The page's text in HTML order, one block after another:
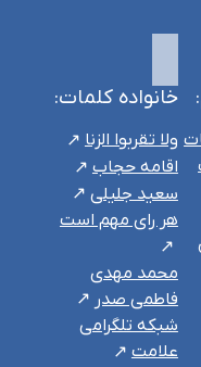
خانواده کلمات:
ولا تقربوا الزنا
اقامه حجاب
سعید جلیلی
هر رای مهم است
محمد مهدی
فاطمی صدر
شبکه تلگرامی
علامت